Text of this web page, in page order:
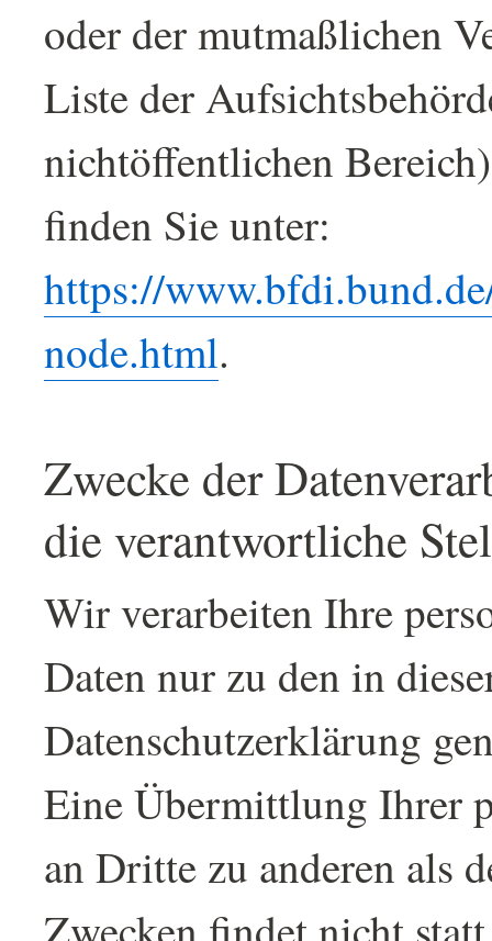
oder der mutmaßlichen
Liste der
nichtöffentlichen
finden Sie unter:
https://
node.html.
Zwecke der
die verantwortliche
Wir verarbeiten Ihre
Daten nur zu den in
Datenschutzerklärung
Eine Übermittlung Ihrer
an Dritte zu anderen als